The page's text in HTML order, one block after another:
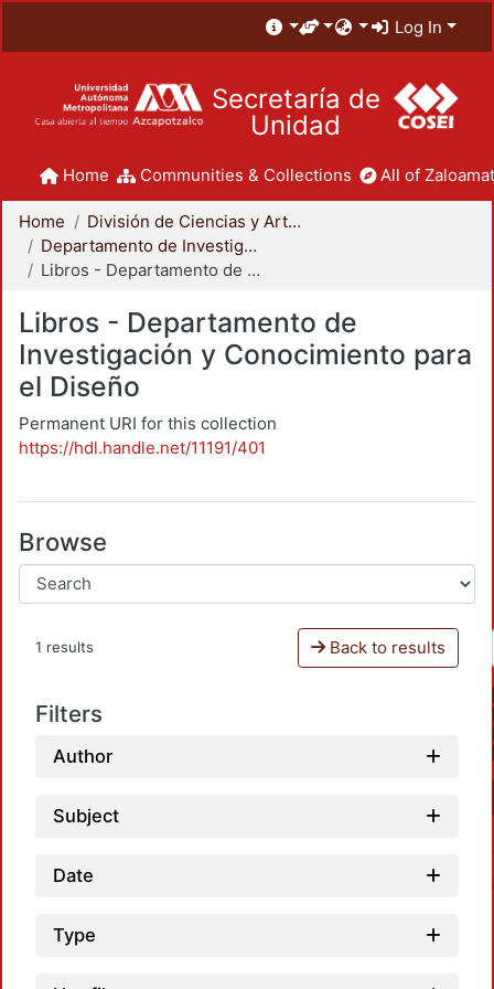
Log In
Secretaría de
Unidad
Home Communities & Collections All of
Home
División de Ciencias y Artes para el Diseño
Departamento de Investigación y Conocimiento para el Diseño
Libros - Departamento de Investigación y Conocimiento para el Diseño
Libros - Departamento de
Investigación y Conocimiento para
el Diseño
Permanent URI for this collection
https://hdl.handle.net/11191/401
Browse
1 results Back to results
Filters
Author
Subject
Date
Type